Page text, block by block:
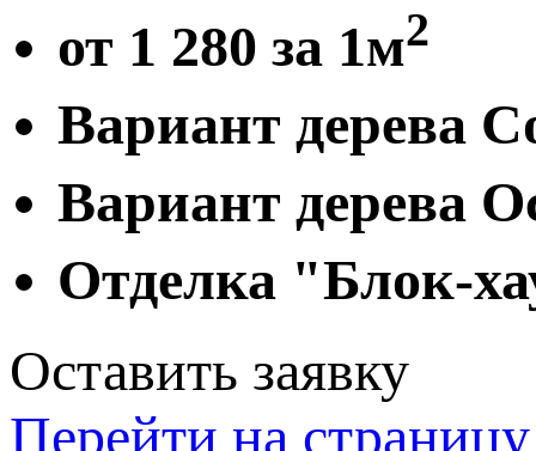
от 1 280 за 1м2
Вариант дерева
Вариант дерева
Отделка "Блок-
Оставить заявку
Перейти на страницу